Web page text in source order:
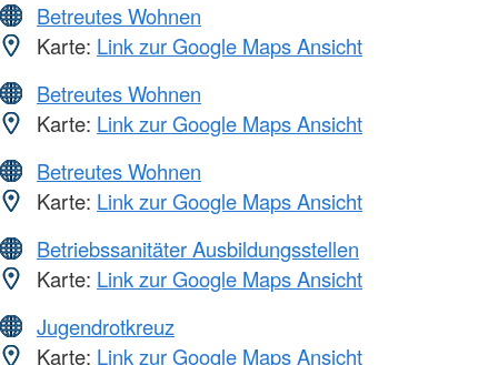
Betreutes Wohnen
Karte: Link zur Google Maps Ansicht
Betreutes Wohnen
Karte: Link zur Google Maps Ansicht
Betreutes Wohnen
Karte: Link zur Google Maps Ansicht
Betriebssanitäter Ausbildungsstellen
Karte: Link zur Google Maps Ansicht
Jugendrotkreuz
Karte: Link zur Google Maps Ansicht